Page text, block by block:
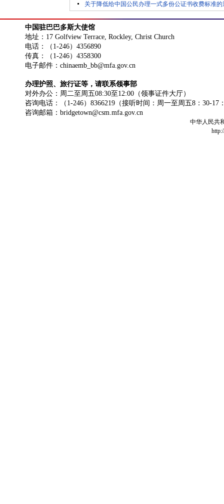
关于降低给中国公民办理一式多份公证书收费标准的
中国驻巴巴多斯大使馆
地址：17 Golfview Terrace, Rockley, Christ Church
电话：（1-246）4356890
传真：（1-246）4358300
电子邮件：chinaemb_bb@mfa.gov.cn
办理护照、旅行证等，请联系领事部
对外办公：周二至周五08:30至12:00（领事证件大厅）
咨询电话：（1-246）8366219（接听时间：周一至周五8：30-17
咨询邮箱：bridgetown@csm.mfa.gov.cn
中华人民共